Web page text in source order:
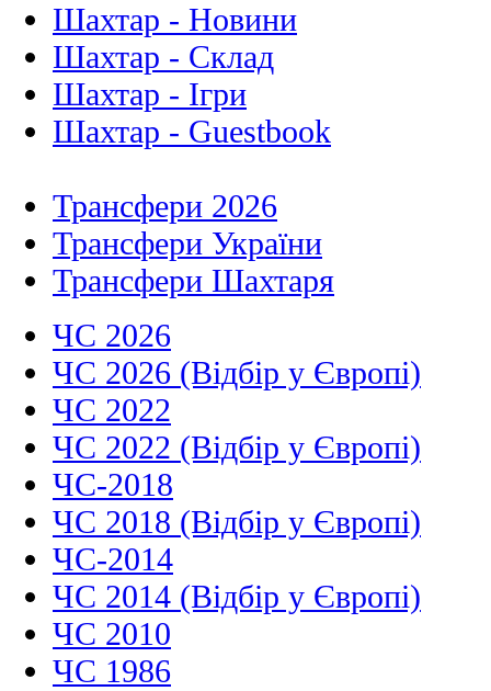
Шахтар - Новини
Шахтар - Склад
Шахтар - Ігри
Шахтар - Guestbook
Трансфери 2026
Трансфери України
Трансфери Шахтаря
ЧС 2026
ЧС 2026 (Відбір у Європі)
ЧС 2022
ЧС 2022 (Відбір у Європі)
ЧС-2018
ЧС 2018 (Відбір у Європі)
ЧС-2014
ЧС 2014 (Відбір у Європі)
ЧС 2010
ЧС 1986